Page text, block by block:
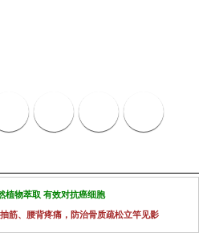
植物萃取 有效对抗癌细胞
筋、腰背疼痛，防治骨质疏松立竿见影